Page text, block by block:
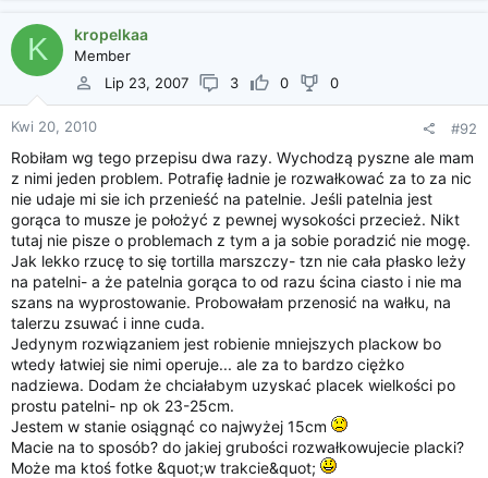
K kropelkaa
Member
Lip 23, 2007
3 0 0
Kwi 20, 2010 #92
Robiłam wg tego przepisu dwa razy. Wychodzą pyszne ale mam
z nimi jeden problem. Potrafię ładnie je rozwałkować za to za nic
nie udaje mi sie ich przenieść na patelnie. Jeśli patelnia jest
gorąca to musze je położyć z pewnej wysokości przecież. Nikt
tutaj nie pisze o problemach z tym a ja sobie poradzić nie mogę.
Jak lekko rzucę to się tortilla marszczy- tzn nie cała płasko leży
na patelni- a że patelnia gorąca to od razu ścina ciasto i nie ma
szans na wyprostowanie. Probowałam przenosić na wałku, na
talerzu zsuwać i inne cuda.
Jedynym rozwiązaniem jest robienie mniejszych plackow bo
wtedy łatwiej sie nimi operuje... ale za to bardzo ciężko
nadziewa. Dodam że chciałabym uzyskać placek wielkości po
prostu patelni- np ok 23-25cm.
Jestem w stanie osiągnąć co najwyżej 15cm
Macie na to sposób? do jakiej grubości rozwałkowujecie placki?
Może ma ktoś fotke &quot;w trakcie&quot;